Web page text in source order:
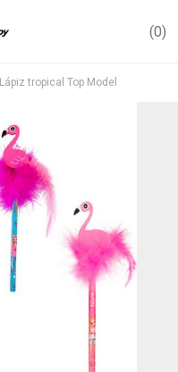
0
Lápiz tropical Top Model